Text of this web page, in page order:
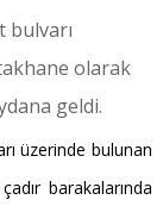
bulvarı
olarak
geldi.
üzerinde bulunan
barakalarında